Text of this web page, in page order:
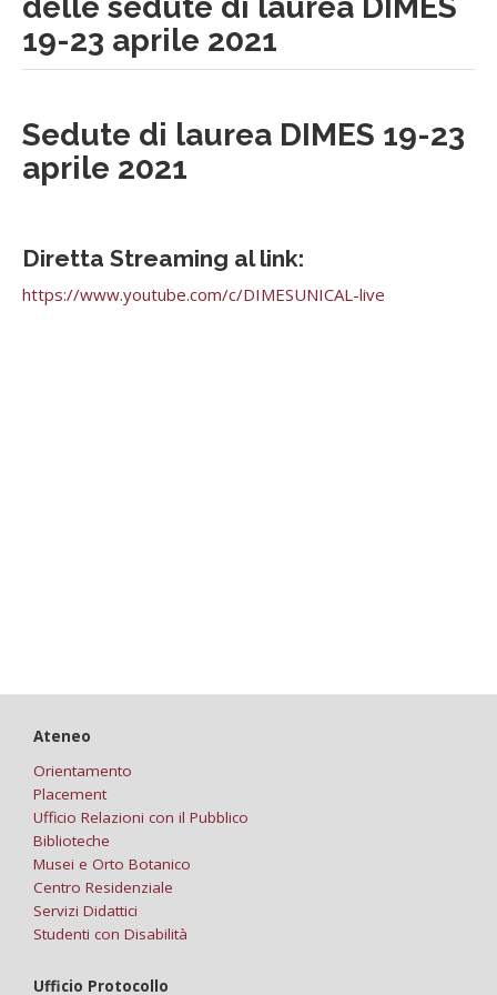
19-23 aprile 2021
Sedute di laurea DIMES 19-23
aprile 2021
Diretta Streaming al link:
https://www.youtube.com/c/DIMESUNICAL-live
Ateneo
Orientamento
Placement
Ufficio Relazioni con il Pubblico
Biblioteche
Musei e Orto Botanico
Centro Residenziale
Servizi Didattici
Studenti con Disabilità
Ufficio Protocollo